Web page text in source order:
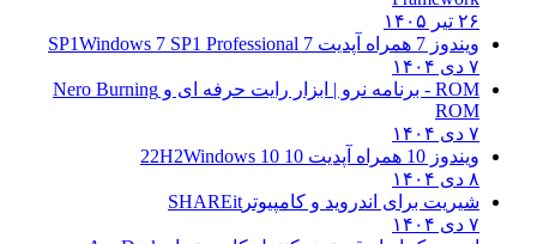
۲۶ تیر ۱۴۰۵
ویندوز 7 همراه آپدیت 7 SP1
Windows 7 SP1 Professional
۷ دی ۱۴۰۴
ROM - برنامه نرو | ابزار رایت حرفه ای و
Nero Burning
ROM
۷ دی ۱۴۰۴
ویندوز 10 همراه آپدیت 10 22H2
Windows 10
۸ دی ۱۴۰۴
شیریت برای اندروید و کامپیوتر SHAREit
۷ دی ۱۴۰۴